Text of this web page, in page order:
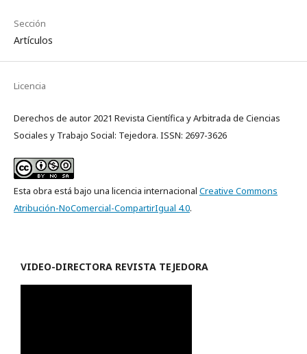
Sección
Artículos
Licencia
Derechos de autor 2021 Revista Científica y Arbitrada de Ciencias
Sociales y Trabajo Social: Tejedora. ISSN: 2697-3626
Esta obra está bajo una licencia internacional Creative Commons
Atribución-NoComercial-CompartirIgual 4.0.
VIDEO-DIRECTORA REVISTA TEJEDORA